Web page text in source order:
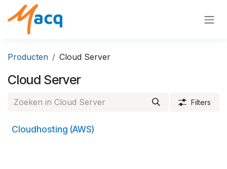
Overslaan naar inhoud
Producten Cloud Server
Cloud Server
Filters
Cloudhosting (AWS)